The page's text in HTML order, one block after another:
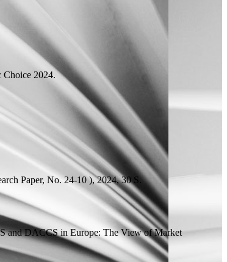
Choice 2024.
Paper, No. 24-10 ), 2024, 30S.
and DACCS in Europe: The View of Market